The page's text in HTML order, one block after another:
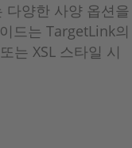
다양한 사양 옵션을
드는 TargetLink의
는 XSL 스타일 시